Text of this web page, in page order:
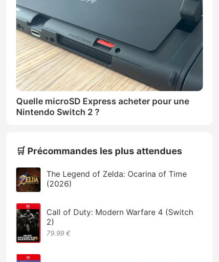
Quelle microSD Express acheter pour une
Nintendo Switch 2 ?
🛒 Précommandes les plus attendues
The Legend of Zelda: Ocarina of Time
(2026)
Call of Duty: Modern Warfare 4 (Switch
2)
79.99 €